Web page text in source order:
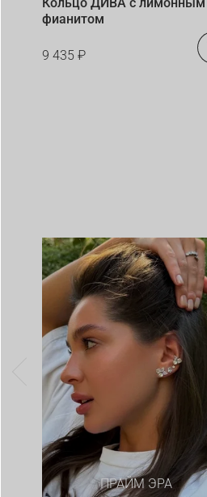
фианитом
9 435 ₽
ПРАЙМ ЭРА